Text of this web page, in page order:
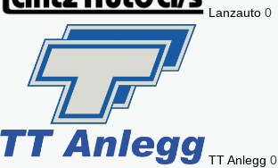
Lanzauto 0
TT Anlegg 0